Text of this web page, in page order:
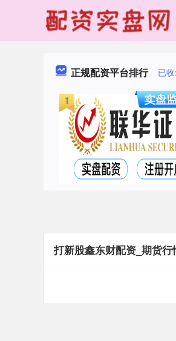
正规配资平台排行 已
打新股鑫东财配资_期货